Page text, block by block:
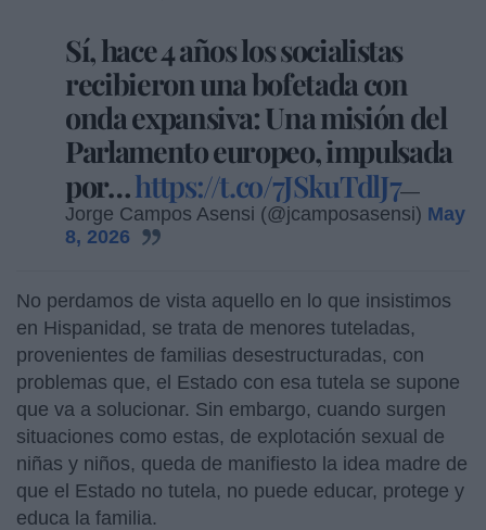
Sí, hace 4 años los socialistas
recibieron una bofetada con
onda expansiva: Una misión del
Parlamento europeo, impulsada
por…https://t.co/7JSkuTdlJ7—
Jorge Campos Asensi (@jcamposasensi) May
8, 2026
No perdamos de vista aquello en lo que insistimos
en Hispanidad, se trata de menores tuteladas,
provenientes de familias desestructuradas, con
problemas que, el Estado con esa tutela se supone
que va a solucionar. Sin embargo, cuando surgen
situaciones como estas, de explotación sexual de
niñas y niños, queda de manifiesto la idea madre de
que el Estado no tutela, no puede educar, protege y
educa la familia.